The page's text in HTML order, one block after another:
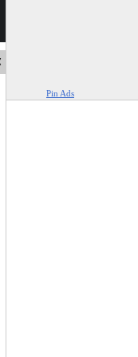
Pin Ads